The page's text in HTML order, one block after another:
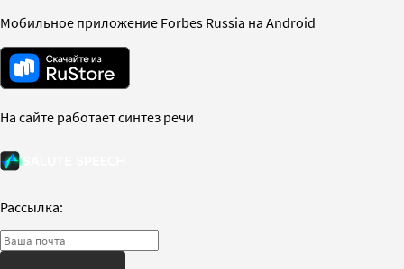
Мобильное приложение Forbes Russia на Android
На сайте работает синтез речи
Рассылка: